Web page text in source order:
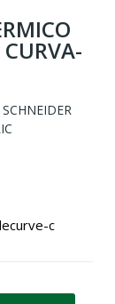
SCHNEIDER
c